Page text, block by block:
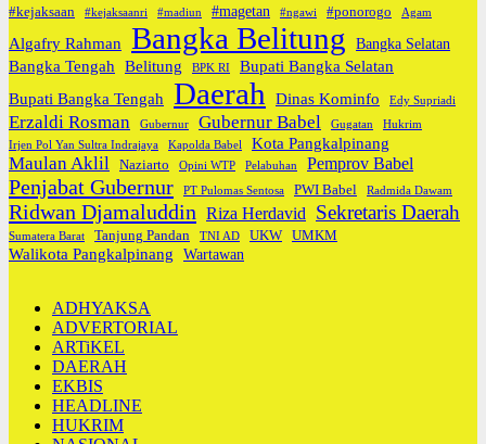
#kejaksaan #kejaksaanri #madiun #magetan #ngawi #ponorogo Agam
Algafry Rahman Bangka Belitung Bangka Selatan
Bangka Tengah Belitung BPK RI
Bupati Bangka Selatan
Bupati Bangka Tengah Daerah Dinas Kominfo Edy Supriadi
Erzaldi Rosman Gubernur Gubernur Babel Gugatan
Hukrim
Irjen Pol Yan Sultra Indrajaya
Kapolda Babel Kota Pangkalpinang
Maulan Aklil Naziarto Opini WTP Pelabuhan Pemprov Babel
Penjabat Gubernur PT Pulomas Sentosa PWI Babel Radmida Dawam
Ridwan Djamaluddin Riza Herdavid Sekretaris Daerah
Sumatera Barat Tanjung Pandan TNI AD UKW UMKM
Walikota Pangkalpinang Wartawan
ADHYAKSA
ADVERTORIAL
ARTiKEL
DAERAH
EKBIS
HEADLINE
HUKRIM